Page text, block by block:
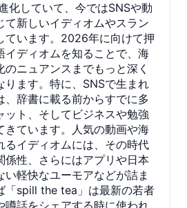
化していて、今ではSNSや動
て新しいイディオムやスラン
ています。2026年に向けて押
イディオムを知ることで、海
ニュアンスまでもっと深く
ります。特に、SNSで生まれ
、辞書に載る前からすでに多
ット、そしてビジネスや勉強
きています。人気の動画や海
るイディオムには、その時代
係性、さらにはアプリや日本
軽快なユーモアなどが詰ま
「spill the tea」は最新の若者